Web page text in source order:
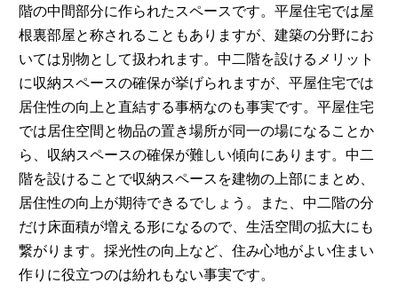
階の中間部分に作られたスペースです。平屋住宅では屋
根裏部屋と称されることもありますが、建築の分野にお
いては別物として扱われます。中二階を設けるメリット
に収納スペースの確保が挙げられますが、平屋住宅では
居住性の向上と直結する事柄なのも事実です。平屋住宅
では居住空間と物品の置き場所が同一の場になることか
ら、収納スペースの確保が難しい傾向にあります。中二
階を設けることで収納スペースを建物の上部にまとめ、
居住性の向上が期待できるでしょう。また、中二階の分
だけ床面積が増える形になるので、生活空間の拡大にも
繋がります。採光性の向上など、住み心地がよい住まい
作りに役立つのは紛れもない事実です。